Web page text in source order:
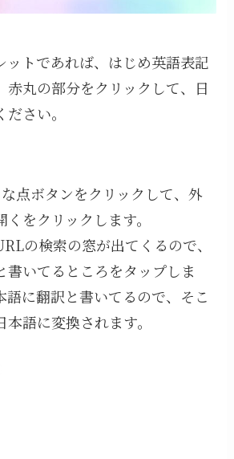
ットであれば、はじめ英語表記
赤丸の部分をクリックして、日
さい。
点ボタンをクリックして、外
をクリックします。
の検索の窓が出てくるので、
書いてるところをタップしま
語に翻訳と書いてるので、そこ
語に変換されます。